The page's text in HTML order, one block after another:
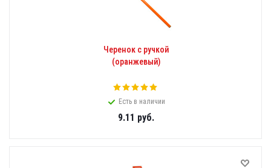
Черенок с ручкой
(оранжевый)
Есть в наличии
9.11 руб.